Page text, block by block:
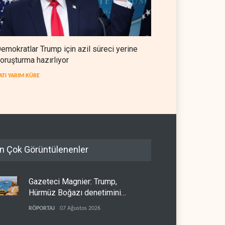
Trump için azil süreci yerine
hazırlıyor
YARIM KÜRE
Çok Görüntülenenler
Gazeteci Magnier: Trump,
Hürmüz Boğazı denetimini
doğrudan İran ve Umman'a
RÖPORTAJ 07 Ağustos 2026